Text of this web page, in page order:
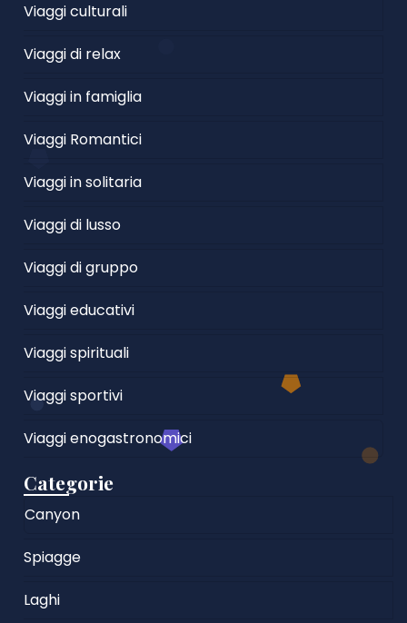
Viaggi culturali
Viaggi di relax
Viaggi in famiglia
Viaggi Romantici
Viaggi in solitaria
Viaggi di lusso
Viaggi di gruppo
Viaggi educativi
Viaggi spirituali
Viaggi sportivi
Viaggi enogastronomici
Categorie
Canyon
Spiagge
Laghi